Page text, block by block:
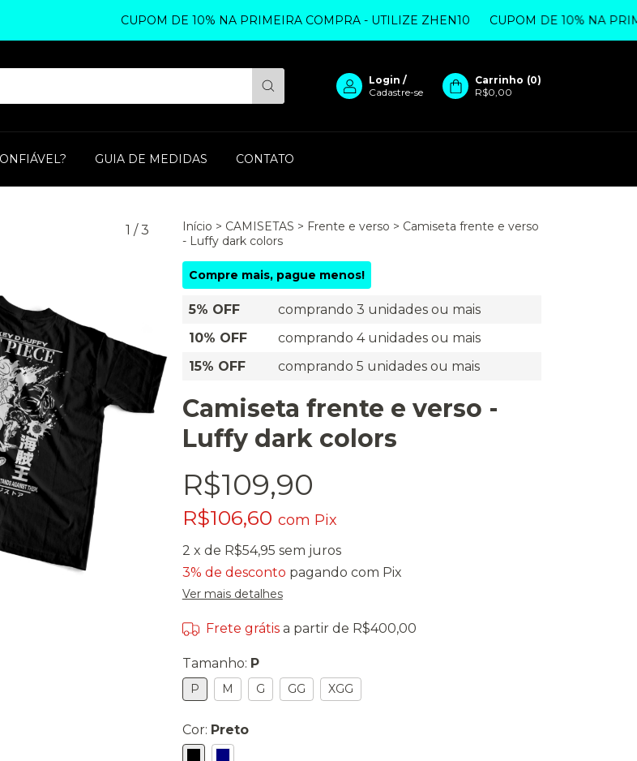
CUPOM DE 10% NA PRIMEIRA COMPRA - UTILIZE ZHEN10 CUPOM DE 10% NA
Login /
Cadastre-se
Carrinho (0)
R$0,00
GUIA DE MEDIDAS CONTATO
1 /3 Início > CAMISETAS > Frente e verso > Camiseta frente e verso
- Luffy dark colors
Compre mais, pague menos!
5% OFF
comprando 3 unidades ou mais
10% OFF
comprando 4 unidades ou mais
15% OFF
comprando 5 unidades ou mais
Camiseta frente e verso -
Luffy dark colors
R$109,90
R$106,60 com Pix
2 x de R$54,95 sem juros
3% de desconto pagando com Pix
Ver mais detalhes
Frete grátis a partir de R$400,00
Tamanho: P
P M G GG XGG
Cor: Preto